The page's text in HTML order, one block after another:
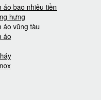
áo bao nhiêu tiền
hưng
áo vũng tàu
áo